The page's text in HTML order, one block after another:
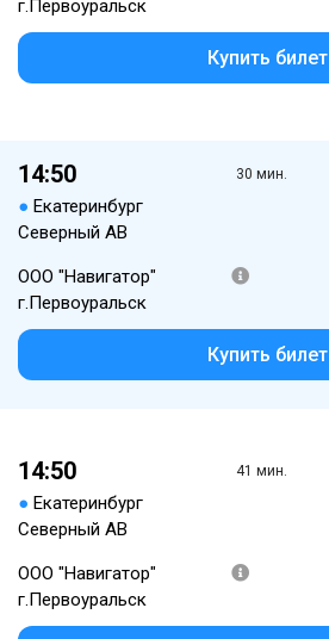
г.Первоуральск
Купить билет
14:50
● Екатеринбург
Северный АВ
30 мин.
ООО "Навигатор"
г.Первоуральск
Купить билет
14:50
● Екатеринбург
Северный АВ
41 мин.
ООО "Навигатор"
г.Первоуральск